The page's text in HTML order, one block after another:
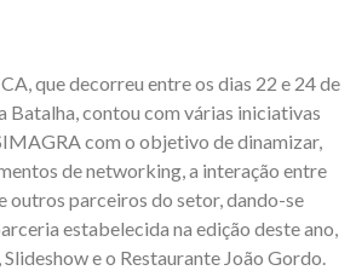
que decorreu entre os dias 22 e 24 de
Batalha, contou com várias iniciativas
com o objetivo de dinamizar,
de networking, a interação entre
outros parceiros do setor, dando-se
estabelecida na edição deste ano,
e o Restaurante João Gordo.